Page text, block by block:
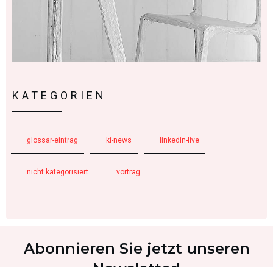
KATEGORIEN
glossar-eintrag ki-news linkedin-live
nicht kategorisiert vortrag
Abonnieren Sie jetzt unseren